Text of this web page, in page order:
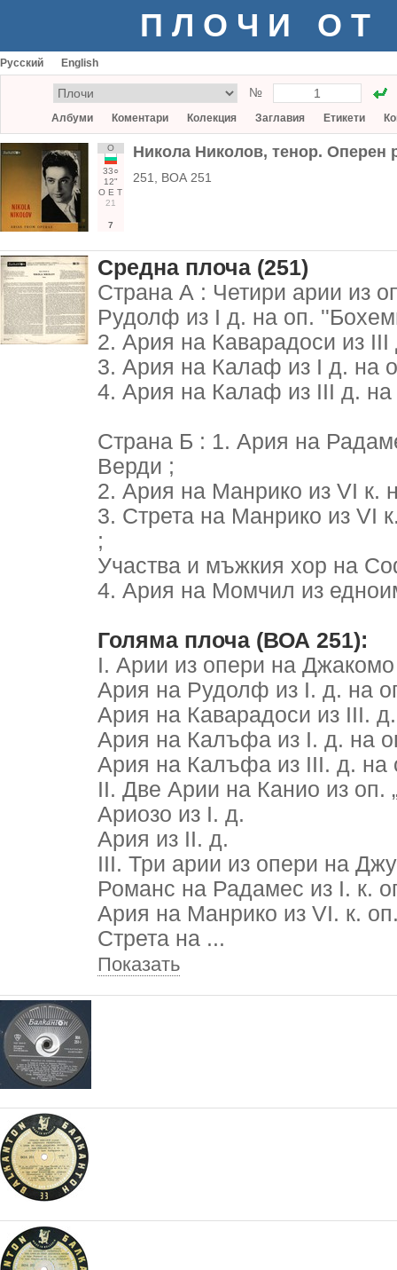
ПЛОЧИ ОТ
Русский English
№
Албуми Коментари Колекция Заглавия Етикети
О
33○
12"
О Е Т
21
7
Никола Николов, тенор. Оперен
251, ВОА 251
Средна плоча (251)
Страна А : Четири арии из
Рудолф из I д. на оп.
2. Ария на Каварадоси из III
3. Ария на Калаф из I д. на
4. Ария на Калаф из III д. на
Страна Б : 1. Ария на
Верди ;
2. Ария на Манрико из VI к.
3. Стрета на Манрико из VI
;
Участва и мъжкия хор на
4. Ария на Момчил из
Голяма плоча (ВОА 251):
I. Арии из опери на
Ария на Рудолф из I. д. на
Ария на Каварадоси из III. д.
Ария на Калъфа из I. д. на
Ария на Калъфа из III. д. на
II. Две Арии на Канио из оп.
Ариозо из I. д.
Ария из II. д.
III. Три арии из опери на
Романс на Радамес из I. к.
Ария на Манрико из VI. к. оп.
Стрета на ...
Показать